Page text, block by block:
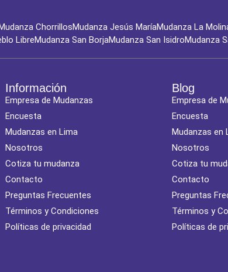
ChorrillosMudanza Jesús MaríaMudanza La
LibreMudanza San BorjaMudanza San IsidroMudanza
Información
Empresa de Mudanzas
Encuesta
Mudanzas en Lima
Nosotros
Cotiza tu mudanza
Contacto
Preguntas Frecuentes
Términos y Condiciones
Políticas de privacidad
Blog
Empresa de
Encuesta
Mudanzas en
Nosotros
Cotiza tu
Contacto
Preguntas
Términos y
Políticas de